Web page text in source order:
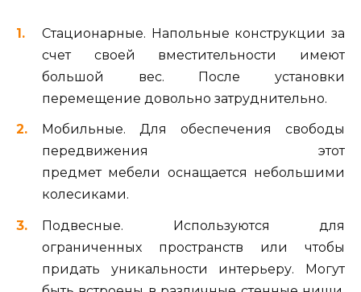
Стационарные. Напольные конструкции за
счет своей вместительности имеют
большой вес. После установки
перемещение довольно затруднительно.
Мобильные. Для обеспечения свободы
передвижения этот
предмет мебели оснащается небольшими
колесиками.
Подвесные. Используются для
ограниченных пространств или чтобы
придать уникальности интерьеру. Могут